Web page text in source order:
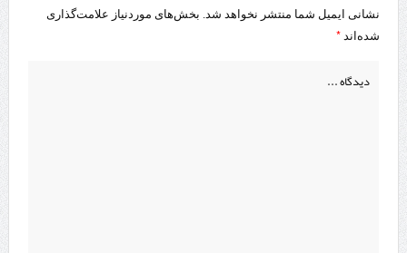
نشانی ایمیل شما منتشر نخواهد شد. بخش‌های موردنیاز علامت‌گذاری
شده‌اند *